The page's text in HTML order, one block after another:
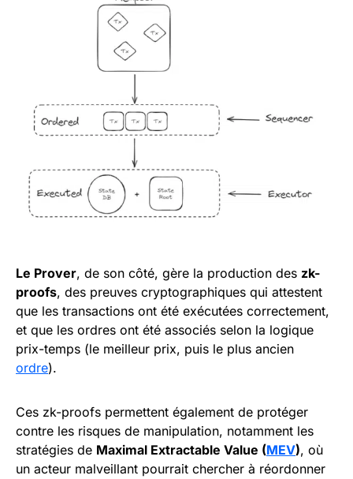
Le Prover, de son côté, gère la production des zk-
proofs, des preuves cryptographiques qui attestent
que les transactions ont été exécutées correctement,
et que les ordres ont été associés selon la logique
prix-temps (le meilleur prix, puis le plus ancien
ordre).
Ces zk-proofs permettent également de protéger
contre les risques de manipulation, notamment les
stratégies de Maximal Extractable Value (MEV), où
un acteur malveillant pourrait chercher à réordonner